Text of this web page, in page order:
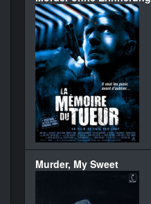
Murder, My Sweet